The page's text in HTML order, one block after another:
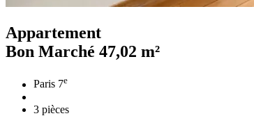
Appartement
Bon Marché 47,02 m²
Paris 7e
3 pièces